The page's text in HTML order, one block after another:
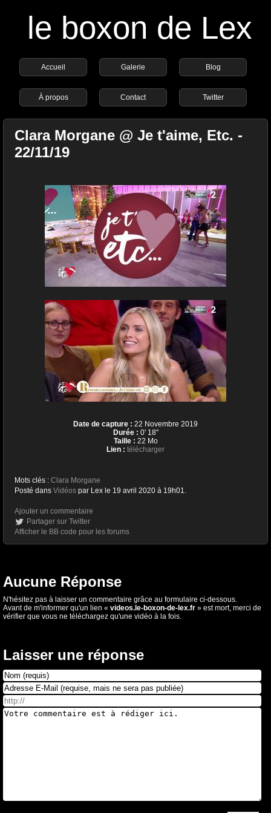
le boxon de Lex
Accueil Galerie Blog
À propos Contact Twitter
Clara Morgane @ Je t'aime, Etc. -
22/11/19
Date de capture : 22 Novembre 2019
Durée : 0' 18''
Taille : 22 Mo
Lien : télécharger
Mots clés : Clara Morgane
Posté dans Vidéos par Lex le 19 avril 2020 à 19h01.
Ajouter un commentaire
Partager sur Twitter
Afficher le BB code pour les forums
Aucune Réponse
N'hésitez pas à laisser un commentaire grâce au formulaire ci-dessous.
Avant de m'informer qu'un lien « videos.le-boxon-de-lex.fr » est mort, merci de
vérifier que vous ne téléchargez qu'une vidéo à la fois.
Laisser une réponse